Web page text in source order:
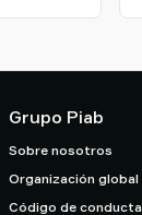
Grupo Piab
Sobre nosotros
Organización global
Código de conducta